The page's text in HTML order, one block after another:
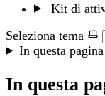
Kit di
Seleziona tema
In questa pagina
In questa